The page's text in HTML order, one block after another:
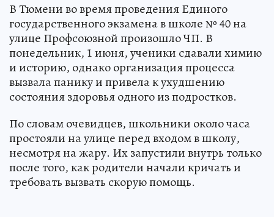
В Тюмени во время проведения Единого
государственного экзамена в школе № 40 на
улице Профсоюзной произошло ЧП. В
понедельник, 1 июня, ученики сдавали химию
и историю, однако организация процесса
вызвала панику и привела к ухудшению
состояния здоровья одного из подростков.
По словам очевидцев, школьники около часа
простояли на улице перед входом в школу,
несмотря на жару. Их запустили внутрь только
после того, как родители начали кричать и
требовать вызвать скорую помощь.